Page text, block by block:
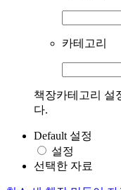
카테고리
책장카테고리 설
다.
Default 설정
설정
선택한 자료